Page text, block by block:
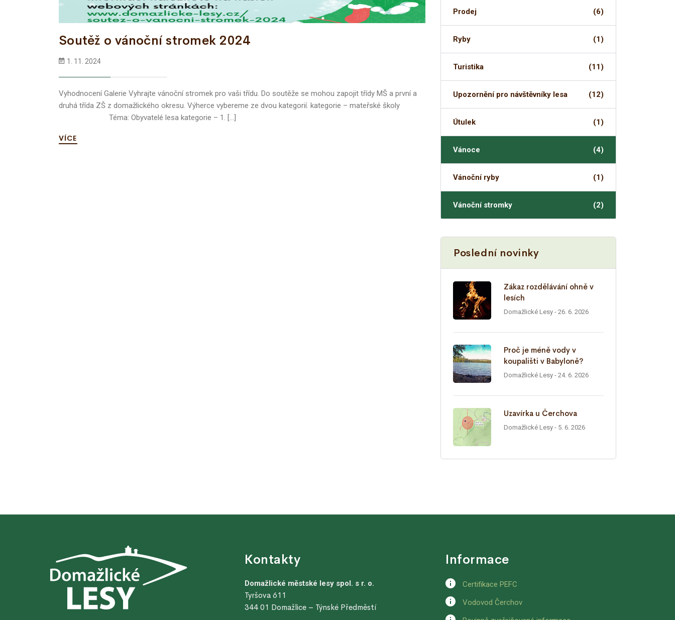
Soutěž o vánoční stromek 2024
1. 11. 2024
Vyhodnocení Galerie Vyhrajte vánoční stromek pro vaši třídu. Do soutěže se mohou zapojit třídy MŠ a první a
druhá třída ZŠ z domažlického okresu. Výherce vybereme ze dvou kategorií. kategorie – mateřské školy
Téma: Obyvatelé lesa kategorie – 1. […]
VÍCE
Prodej (6)
Ryby (1)
Turistika (11)
Upozornění pro návštěvníky lesa (12)
Útulek (1)
Vánoce (4)
Vánoční ryby (1)
Vánoční stromky (2)
Poslední novinky
Zákaz rozdělávání ohně v
lesích
Domažlické Lesy - 26. 6. 2026
Proč je méně vody v
koupališti v Babyloně?
Domažlické Lesy - 24. 6. 2026
Uzavírka u Čerchova
Domažlické Lesy - 5. 6. 2026
Kontakty
Domažlické městské lesy spol. s r. o.
Tyršova 611
344 01 Domažlice – Týnské Předměstí
Informace
Certifikace PEFC
Vodovod Čerchov